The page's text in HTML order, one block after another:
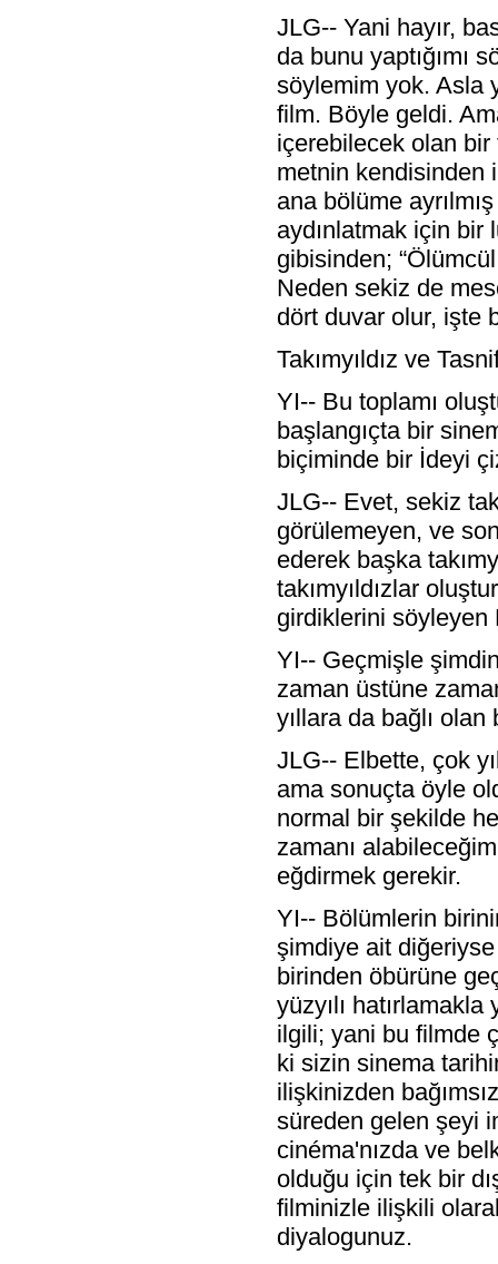
JLG-- Yani hayır,
da bunu yaptığımı
söylemim yok. Asla
film. Böyle geldi.
içerebilecek olan bir
metnin kendisinden
ana bölüme
aydınlatmak için
gibisinden;
Neden sekiz de
dört duvar olur, işte
Takımyıldız ve
YI-- Bu toplamı
başlangıçta bir
biçiminde bir İdeyi
JLG-- Evet, sekiz
görülemeyen, ve
ederek başka
takımyıldızlar
girdiklerini
YI-- Geçmişle
zaman üstüne
yıllara da bağlı olan
JLG-- Elbette, çok
ama sonuçta öyle
normal bir şekilde
zamanı
eğdirmek gerekir.
YI-- Bölümlerin
şimdiye ait
birinden öbürüne
yüzyılı
ilgili; yani bu filmde
ki sizin sinema
ilişkinizden
süreden gelen şeyi
cinéma'nızda ve
olduğu için tek bir
filminizle ilişkili
diyalogunuz.